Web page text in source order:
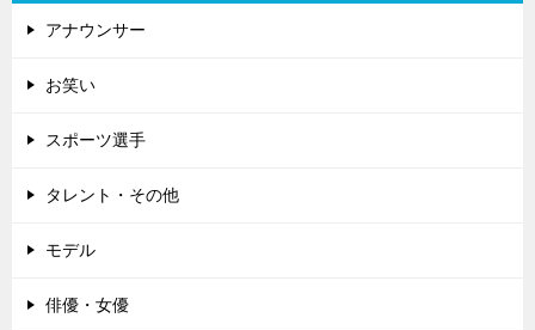
アナウンサー
お笑い
スポーツ選手
タレント・その他
モデル
俳優・女優